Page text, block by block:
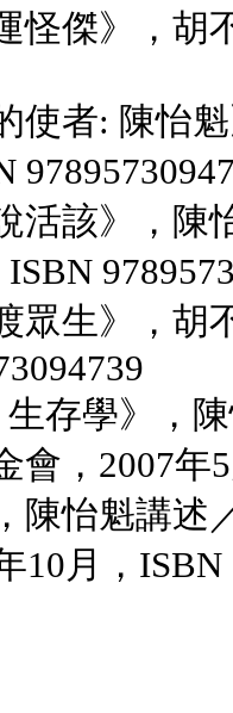
怪傑》，
使者: 陳怡
活該》，
眾生》，
生存學》，
會，2007年
陳怡魁講
10月，ISBN